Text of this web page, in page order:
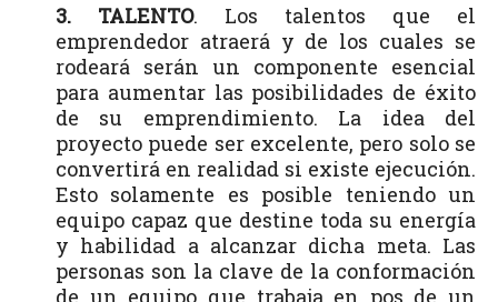
3. TALENTO. Los talentos que el
emprendedor atraerá y de los cuales se
rodeará serán un componente esencial
para aumentar las posibilidades de éxito
de su emprendimiento. La idea del
proyecto puede ser excelente, pero solo se
convertirá en realidad si existe ejecución.
Esto solamente es posible teniendo un
equipo capaz que destine toda su energía
y habilidad a alcanzar dicha meta. Las
personas son la clave de la conformación
de un equipo que trabaja en pos de un